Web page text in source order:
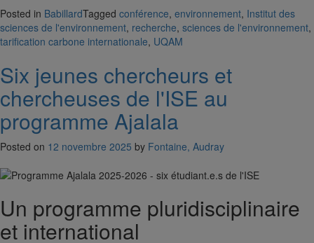
Posted in BabillardTagged conférence, environnement, Institut des
sciences de l'environnement, recherche, sciences de l'environnement,
tarification carbone internationale, UQAM
Six jeunes chercheurs et
chercheuses de l'ISE au
programme Ajalala
Posted on 12 novembre 2025 by Fontaine, Audray
Un programme pluridisciplinaire
et international